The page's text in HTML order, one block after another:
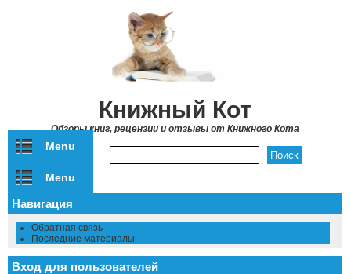
Книжный Кот
Обзоры книг, рецензии и отзывы от Книжного Кота
Menu
Menu
Навигация
Обратная связь
Последние материалы
Вход для пользователей